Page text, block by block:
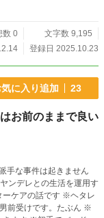
数 0
文字数 9,195
登録日 2025.10.23
気に入り追加 23
お前のままで良い
ンデレとの生活を運用す
の話です ※ヘタレ
受けです。たぶん ※